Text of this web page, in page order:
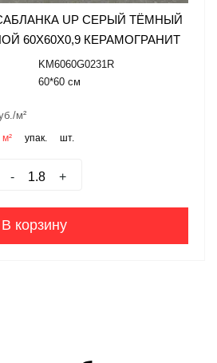
UP СЕРЫЙ ТЁМНЫЙ
60X60X0,9 КЕРАМОГРАНИТ
KM6060G0231R
60*60 см
м²
м² упак. шт.
- +
В корзину